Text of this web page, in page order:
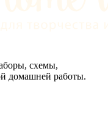
схемы,
домашней работы.